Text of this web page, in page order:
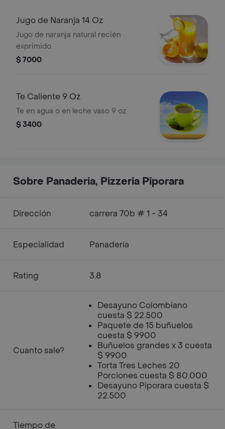
Jugo de Naranja 14 Oz
Jugo de naranja natural recién
exprimido.
$ 7000
Te Caliente 9 Oz
Te en agua o en leche vaso 9 oz.
$ 3400
Sobre Panaderia, Pizzeria Piporara
Dirección carrera 70b # 1 - 34
Especialidad Panadería
Rating 3.8
Cuanto sale?
Desayuno Colombiano
cuesta $ 22.500
Paquete de 15 buñuelos
cuesta $ 9900
Buñuelos grandes x 3 cuesta
$ 9900
Torta Tres Leches 20
Porciones cuesta $ 80.000
Desayuno Piporara cuesta $
22.500
Tiempo de